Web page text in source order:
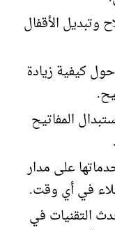
وتبديل الأقفال
كيفية زيادة
المفاتيح
على مدار
في أي وقت.
التقنيات في